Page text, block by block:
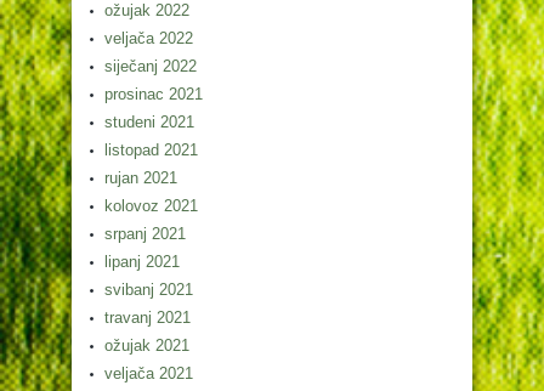
ožujak 2022
veljača 2022
siječanj 2022
prosinac 2021
studeni 2021
listopad 2021
rujan 2021
kolovoz 2021
srpanj 2021
lipanj 2021
svibanj 2021
travanj 2021
ožujak 2021
veljača 2021